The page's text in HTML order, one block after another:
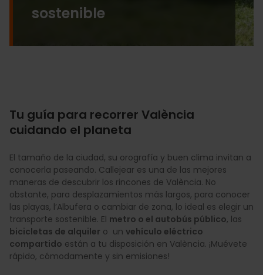
sostenible
Tu guía para recorrer València
cuidando el planeta
El tamaño de la ciudad, su orografía y buen clima invitan a
conocerla paseando. Callejear es una de las mejores
maneras de descubrir los rincones de València. No
obstante, para desplazamientos más largos, para conocer
las playas, l’Albufera o cambiar de zona, lo ideal es elegir un
transporte sostenible. El metro o el autobús público, las
bicicletas de alquiler o un vehículo eléctrico
compartido están a tu disposición en València. ¡Muévete
rápido, cómodamente y sin emisiones!